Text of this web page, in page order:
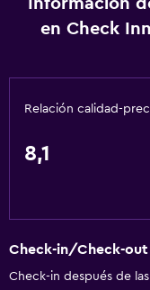
Servicio de
Servicio de
Acceso con tarjeta
Servicios básicos
Wifi gratis
Información
en Check
Relación calidad-
8,1
Check-in/Check-out
Check-in después de